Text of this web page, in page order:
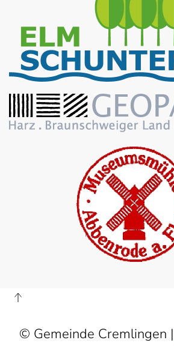
© Gemeinde Cremlingen |